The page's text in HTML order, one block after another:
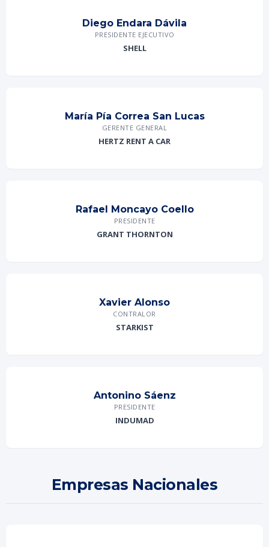
Diego Endara Dávila
PRESIDENTE EJECUTIVO
SHELL
María Pía Correa San Lucas
GERENTE GENERAL
HERTZ RENT A CAR
Rafael Moncayo Coello
PRESIDENTE
GRANT THORNTON
Xavier Alonso
CONTRALOR
STARKIST
Antonino Sáenz
PRESIDENTE
INDUMAD
Empresas Nacionales